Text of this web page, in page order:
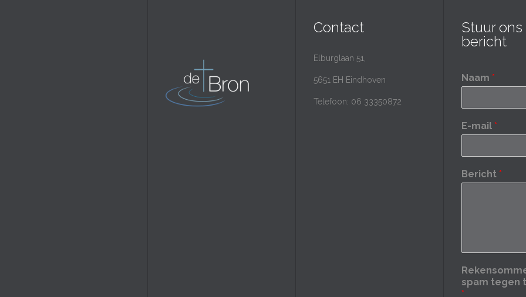
Contact
Elburglaan 51,
5651 EH Eindhoven
Telefoon: 06 33350872
Stuur
bericht
Naam *
E-mail *
Bericht *
spam tegen
*